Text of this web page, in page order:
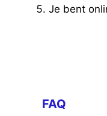
Je bent
FAQ